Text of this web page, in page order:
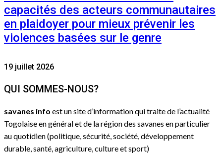
capacités des acteurs communautaires
en plaidoyer pour mieux prévenir les
violences basées sur le genre
19 juillet 2026
QUI SOMMES-NOUS?
savanes info est un site d’information qui traite de l’actualité
Togolaise en général et de la région des savanes en particulier
au quotidien (politique, sécurité, société, développement
durable, santé, agriculture, culture et sport)